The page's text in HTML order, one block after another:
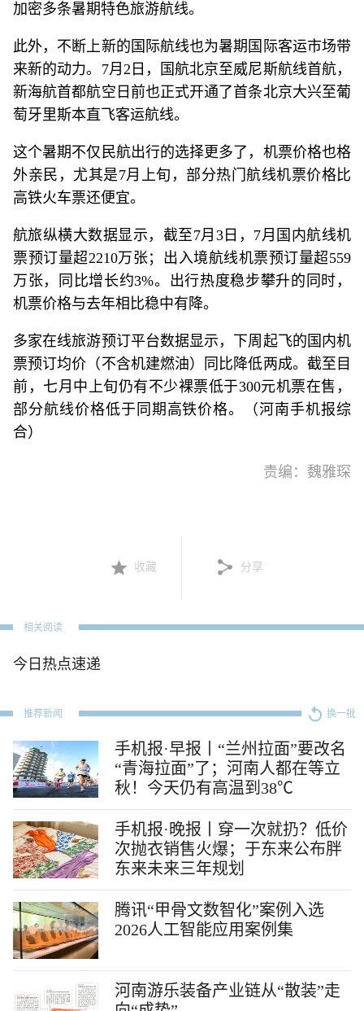
加密多条暑期特色旅游航线。
此外，不断上新的国际航线也为暑期国际客运市场带
来新的动力。7月2日，国航北京至威尼斯航线首航，
新海航首都航空日前也正式开通了首条北京大兴至葡
萄牙里斯本直飞客运航线。
这个暑期不仅民航出行的选择更多了，机票价格也格
外亲民，尤其是7月上旬，部分热门航线机票价格比
高铁火车票还便宜。
航旅纵横大数据显示，截至7月3日，7月国内航线机
票预订量超2210万张；出入境航线机票预订量超559
万张，同比增长约3%。出行热度稳步攀升的同时，
机票价格与去年相比稳中有降。
多家在线旅游预订平台数据显示，下周起飞的国内机
票预订均价（不含机建燃油）同比降低两成。截至目
前，七月中上旬仍有不少裸票低于300元机票在售，
部分航线价格低于同期高铁价格。（河南手机报综
合）
责编：魏雅琛
收藏 分享
相关阅读
今日热点速递
推荐新闻 换一批
手机报·早报丨“兰州拉面”要改名
“青海拉面”了；河南人都在等立
秋！今天仍有高温到38℃
手机报·晚报丨穿一次就扔？低价
次抛衣销售火爆；于东来公布胖
东来未来三年规划
腾讯“甲骨文数智化”案例入选
2026人工智能应用案例集
河南游乐装备产业链从“散装”走